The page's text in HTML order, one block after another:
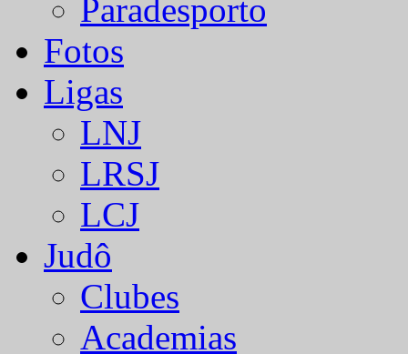
Paradesporto
Fotos
Ligas
LNJ
LRSJ
LCJ
Judô
Clubes
Academias